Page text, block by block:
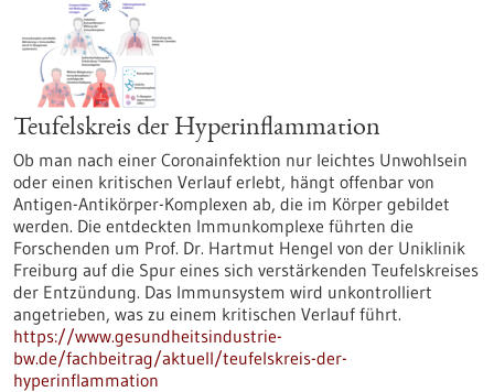
Teufelskreis der Hyperinflammation
Ob man nach einer Coronainfektion nur leichtes Unwohlsein
oder einen kritischen Verlauf erlebt, hängt offenbar von
Antigen-Antikörper-Komplexen ab, die im Körper gebildet
werden. Die entdeckten Immunkomplexe führten die
Forschenden um Prof. Dr. Hartmut Hengel von der Uniklinik
Freiburg auf die Spur eines sich verstärkenden Teufelskreises
der Entzündung. Das Immunsystem wird unkontrolliert
angetrieben, was zu einem kritischen Verlauf führt.
https://www.gesundheitsindustrie-
bw.de/fachbeitrag/aktuell/teufelskreis-der-
hyperinflammation